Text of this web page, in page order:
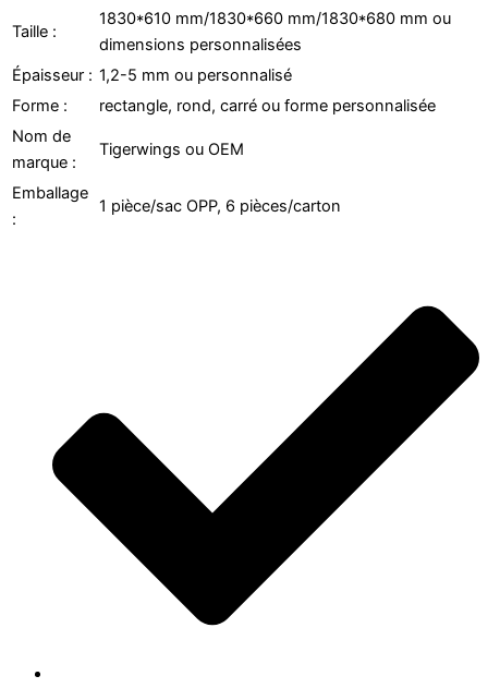
Taille :
1830*610 mm/1830*660 mm/1830*680 mm ou
dimensions personnalisées
Épaisseur : 1,2-5 mm ou personnalisé
Forme :
rectangle, rond, carré ou forme personnalisée
Nom de
marque :
Tigerwings ou OEM
Emballage
:
1 pièce/sac OPP, 6 pièces/carton